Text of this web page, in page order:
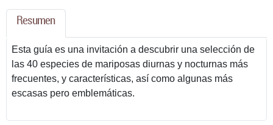
Resumen
Esta guía es una invitación a descubrir una selección de
las 40 especies de mariposas diurnas y nocturnas más
frecuentes, y características, así como algunas más
escasas pero emblemáticas.